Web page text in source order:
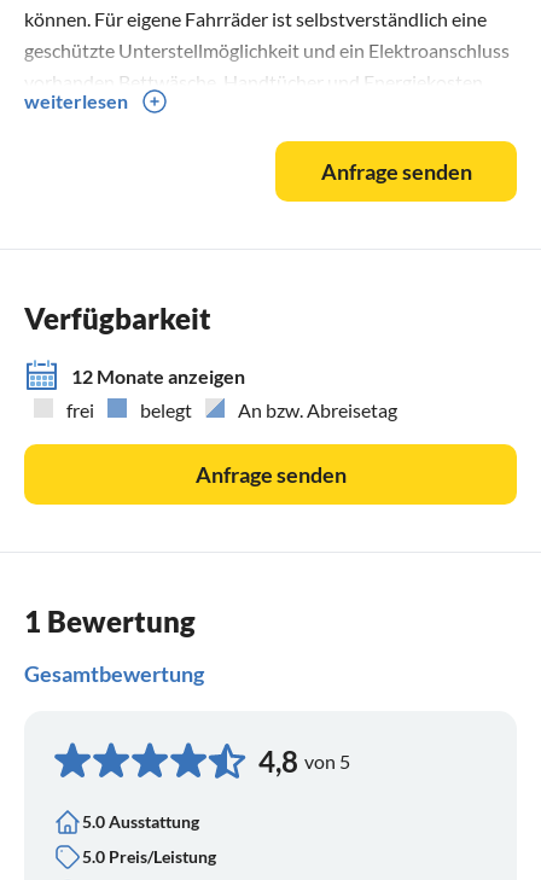
können. Für eigene Fahrräder ist selbstverständlich eine
geschützte Unterstellmöglichkeit und ein Elektroanschluss
vorhanden.Bettwäsche, Handtücher und Energiekosten.
Sauna kostet für 1- 2 Pers. 20 € pro Benutzung jede weitere
weiterlesen
Anfrage senden
Verfügbarkeit
12 Monate anzeigen
frei
belegt An bzw. Abreisetag
Anfrage senden
1 Bewertung
Gesamtbewertung
4,8 von 5
5.0 Ausstattung
5.0 Preis/Leistung